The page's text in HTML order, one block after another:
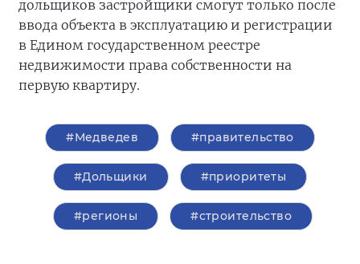
дольщиков застройщики смогут только после
ввода объекта в эксплуатацию и регистрации
в Едином государственном реестре
недвижимости права собственности на
первую квартиру.
#Медведев #правительство
#Дольщики #приоритеты
#регионы #строительство